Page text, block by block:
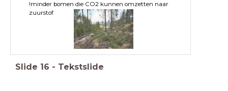
!minder bomen die CO2 kunnen omzetten naar
zuurstof
Slide 16 - Tekstslide